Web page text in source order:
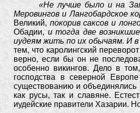
«Не лучше было и на
Меровингов и Лангобардское
Великий, покорив саксов и
Обадии, и тогда две
иудеям жить по их обычаям. И
тем, что каролингский
верно, если бы он не
особенно викингов. Дело в
господства в северной
существованию и
как русы, так и славяне.
иудейские правители Хазарии.